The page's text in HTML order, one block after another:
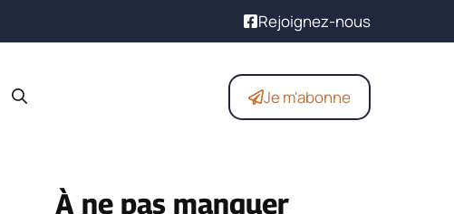
Rejoignez-nous
Je m'abonne
À ne pas manquer